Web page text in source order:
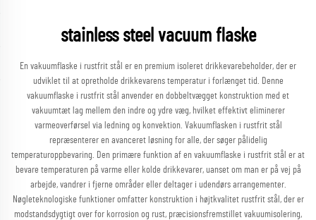
stainless steel vacuum flaske
En vakuumflaske i rustfrit stål er en premium isoleret drikkevarebeholder, der er
udviklet til at opretholde drikkevarens temperatur i forlænget tid. Denne
vakuumflaske i rustfrit stål anvender en dobbeltvægget konstruktion med et
vakuumtæt lag mellem den indre og ydre væg, hvilket effektivt eliminerer
varmeoverførsel via ledning og konvektion. Vakuumflasken i rustfrit stål
repræsenterer en avanceret løsning for alle, der søger pålidelig
temperaturoppbevaring. Den primære funktion af en vakuumflaske i rustfrit stål er at
bevare temperaturen på varme eller kolde drikkevarer, uanset om man er på vej på
arbejde, vandrer i fjerne områder eller deltager i udendørs arrangementer.
Nøgleteknologiske funktioner omfatter konstruktion i højtkvalitet rustfrit stål, der er
modstandsdygtigt over for korrosion og rust, præcisionsfremstillet vakuumisolering,